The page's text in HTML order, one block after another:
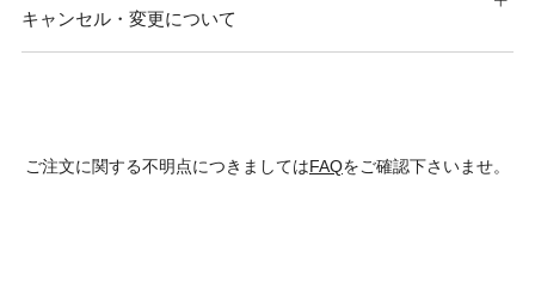
キャンセル・変更について
ご注文に関する不明点につきましてはFAQをご確認下さいませ。